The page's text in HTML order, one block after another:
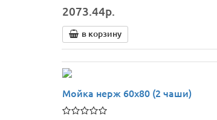
2073.44р.
в корзину
Мойка нерж 60х80 (2 чаши)